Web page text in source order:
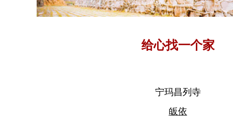
给心找一个家
宁玛昌列寺
皈依